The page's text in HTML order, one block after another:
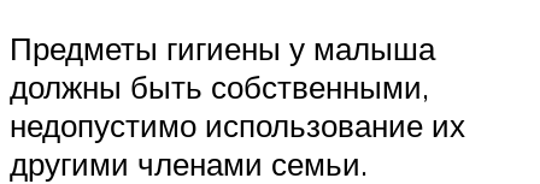
Предметы гигиены у малыша
должны быть собственными,
недопустимо использование их
другими членами семьи.